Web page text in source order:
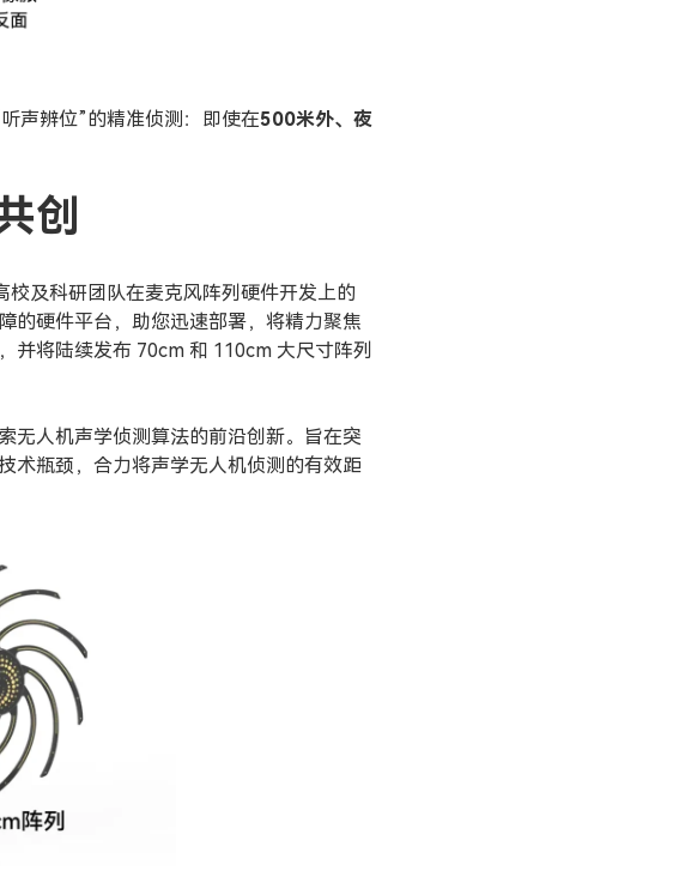
声辨位”的精准侦测：即使在500米外、夜
创
校及科研团队在麦克风阵列硬件开发上的
的硬件平台，助您迅速部署，将精力聚焦
并将陆续发布 70cm 和 110cm 大尺寸阵列
无人机声学侦测算法的前沿创新。旨在突
术瓶颈，合力将声学无人机侦测的有效距